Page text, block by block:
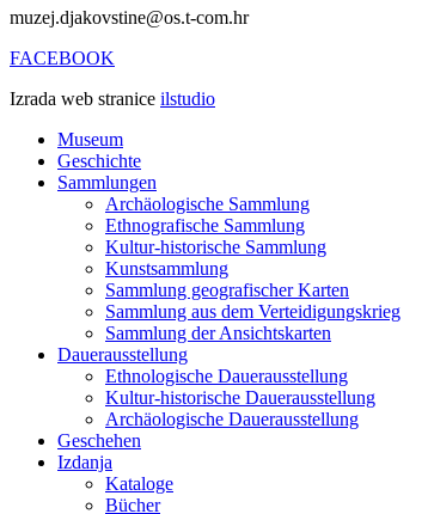
muzej.djakovstine@os.t-com.hr
FACEBOOK
Izrada web stranice ilstudio
Museum
Geschichte
Sammlungen
Archäologische Sammlung
Ethnografische Sammlung
Kultur-historische Sammlung
Kunstsammlung
Sammlung geografischer Karten
Sammlung aus dem Verteidigungskrieg
Sammlung der Ansichtskarten
Dauerausstellung
Ethnologische Dauerausstellung
Kultur-historische Dauerausstellung
Archäologische Dauerausstellung
Geschehen
Izdanja
Kataloge
Bücher